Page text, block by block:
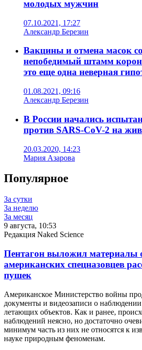
молодых мужчин
07.10.2021, 17:27
Александр Березин
Вакцины и отмена масок
непобедимый штамм
это еще одна неверная
01.08.2021, 09:16
Александр Березин
В России начались
против SARS-CoV-2 на
20.03.2020, 14:23
Мария Азарова
Популярное
За сутки
За неделю
За месяц
9 августа, 10:53
Редакция Naked Science
Пентагон выложил материалы
американских спецназовцев
пушек
Американское Министерство войны
документы и видеозаписи о
летающих объектов. Как и ранее,
наблюдений неясно, но достаточно
минимум часть из них не относятся к
науке природным феноменам.